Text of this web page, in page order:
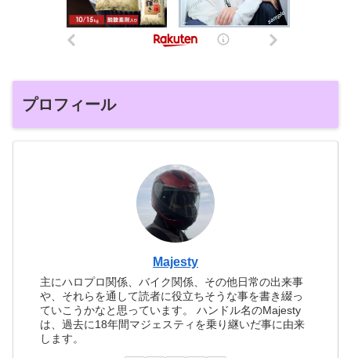
プロフィール
Majesty
主にハロプロ関係、バイク関係、その他日常の出来事
や、それらを通して読者に役立ちそうな事を書き綴っ
ていこうかなと思っています。 ハンドル名のMajesty
は、過去に18年間マジェスティを乗り継いだ事に由来
します。